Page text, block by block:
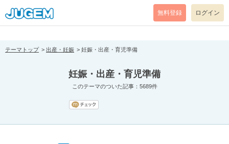
[pear_error: message="Success" code=0 mode=return level=notice
prefix="" info=""]
無料登録 ログイン
テーマトップ 出産・妊娠 妊娠・出産・育児準備
妊娠・出産・育児準備
このテーマのついた記事：5689件